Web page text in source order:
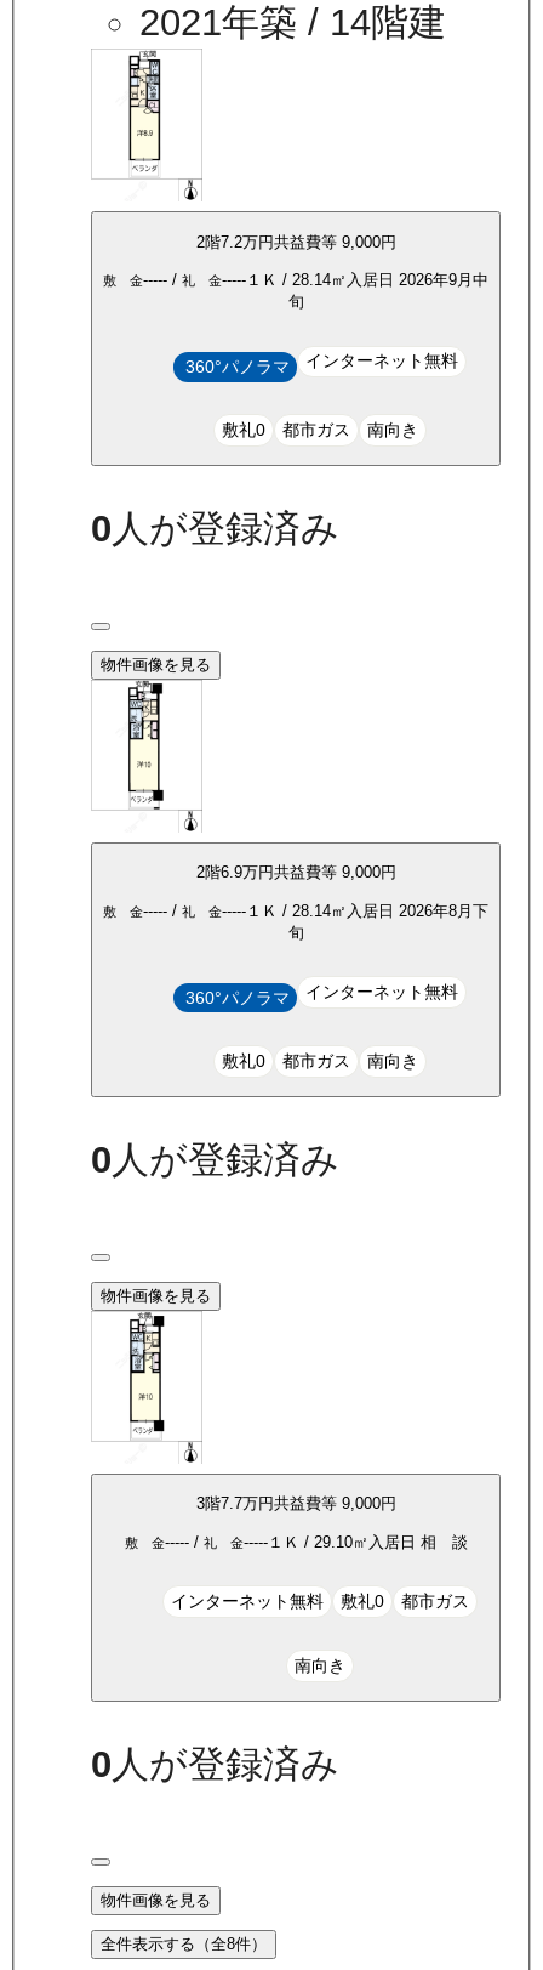
2021年築 / 14階建
2階7.2万円共益費等 9,000円
敷 金----- / 礼 金----- １Ｋ / 28.14㎡ 入居日 2026年9月中
旬
360°パノラマ インターネット無料
敷礼0 都市ガス 南向き
0人が登録済み
物件画像を見る
2階6.9万円共益費等 9,000円
敷 金----- / 礼 金----- １Ｋ / 28.14㎡ 入居日 2026年8月下
旬
360°パノラマ インターネット無料
敷礼0 都市ガス 南向き
0 人が登録済み
物件画像を見る
3階7.7万円共益費等 9,000円
敷 金-----/ 礼 金-----１Ｋ / 29.10㎡ 入居日 相 談
インターネット無料 敷礼0 都市ガス
南向き
0人が登録済み
物件画像を見る
全件表示する（全8件）